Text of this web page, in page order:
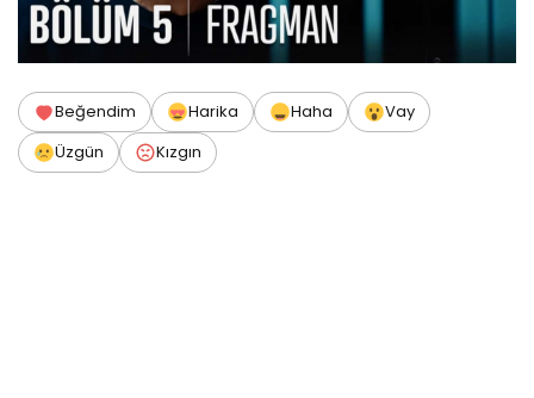
Beğendim Harika Haha
Vay
Üzgün
Kızgın